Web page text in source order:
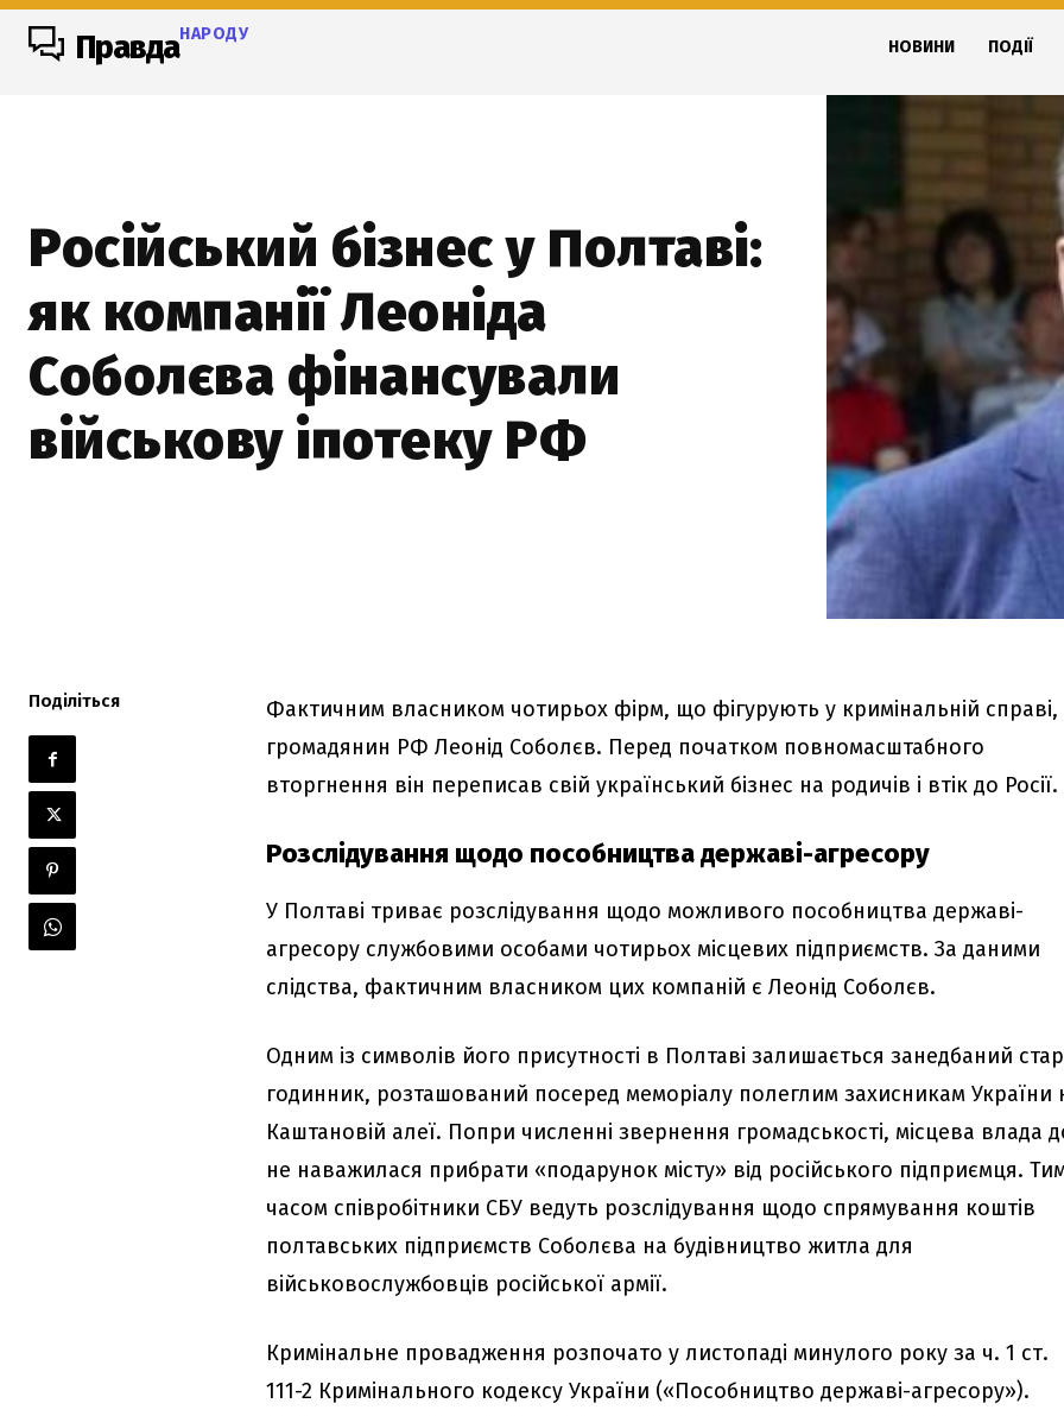
ПравдаНАРОДУ
НОВИНИ ПОДІЇ
Російський бізнес у Полтаві:
як компанії Леоніда
Соболєва фінансували
військову іпотеку РФ
Поділіться
Фактичним власником чотирьох фірм, що фігурують у кримінальній справі,
громадянин РФ Леонід Соболєв. Перед початком повномасштабного
вторгнення він переписав свій український бізнес на родичів і втік до Росії.
Розслідування щодо пособництва державі-агресору
У Полтаві триває розслідування щодо можливого пособництва державі-
агресору службовими особами чотирьох місцевих підприємств. За даними
слідства, фактичним власником цих компаній є Леонід Соболєв.
Одним із символів його присутності в Полтаві залишається занедбаний
годинник, розташований посеред меморіалу полеглим захисникам України
Каштановій алеї. Попри численні звернення громадськості, місцева влада
не наважилася прибрати «подарунок місту» від російського підприємця.
часом співробітники СБУ ведуть розслідування щодо спрямування коштів
полтавських підприємств Соболєва на будівництво житла для
військовослужбовців російської армії.
Кримінальне провадження розпочато у листопаді минулого року за ч. 1 ст.
111-2 Кримінального кодексу України («Пособництво державі-агресору»).